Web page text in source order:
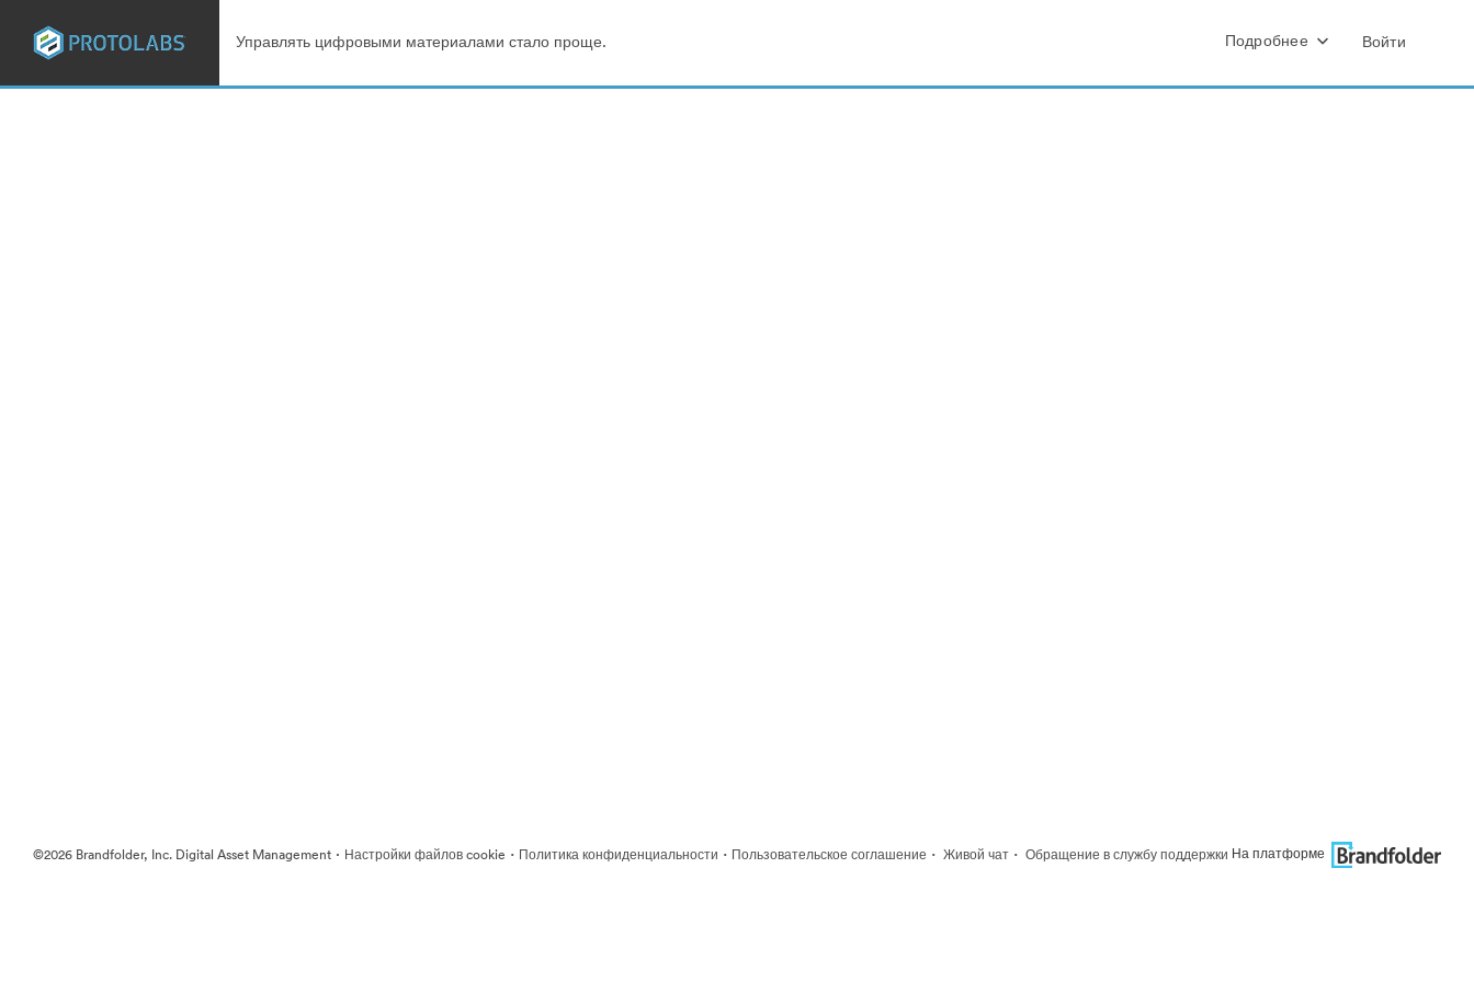
Управлять цифровыми материалами стало проще. Подробнее Войти
©2026 Brandfolder, Inc. Digital Asset Management · Настройки файлов cookie · Политика конфиденциальности · Пользовательское соглашение · Живой чат · Обращение в службу поддержки На платформе